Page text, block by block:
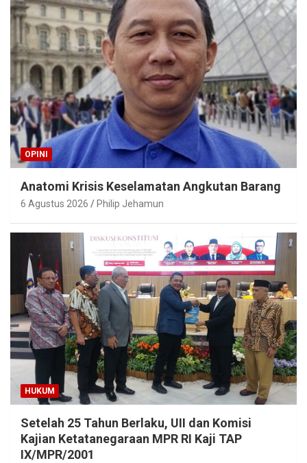
OPINI
Anatomi Krisis Keselamatan Angkutan Barang
6 Agustus 2026 Philip Jehamun
HUKUM
Setelah 25 Tahun Berlaku, UII dan Komisi
Kajian Ketatanegaraan MPR RI Kaji TAP
IX/MPR/2001